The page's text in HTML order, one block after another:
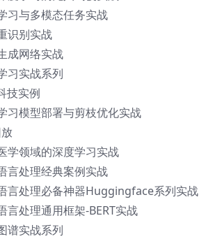
与多模态任务实战
识别实战
成网络实战
习实战系列
技实例
模型部署与剪枝优化实战
领域的深度学习实战
处理经典案例实战
处理必备神器Huggingface系列实战
处理通用框架-BERT实战
谱实战系列